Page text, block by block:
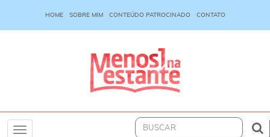
HOME SOBRE MIM CONTEÚDO PATROCINADO CONTATO
Toggle